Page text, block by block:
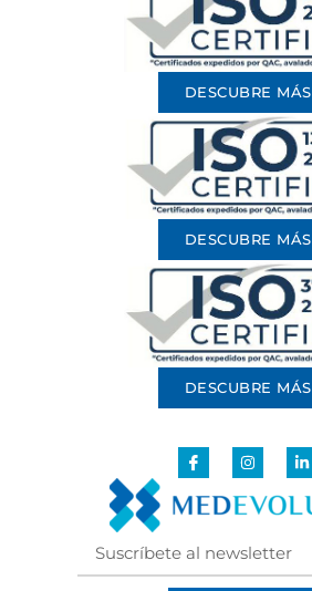
DESCUBRE MÁS
DESCUBRE MÁS
DESCUBRE MÁS